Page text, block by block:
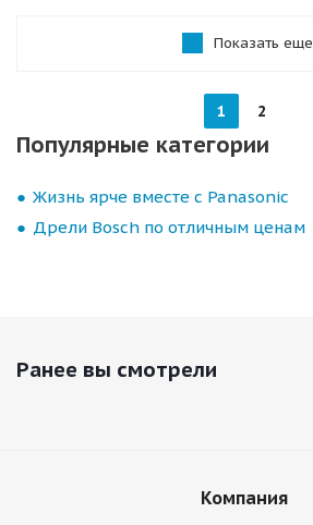
Показать еще
1 2
Популярные категории
Жизнь ярче вместе с Panasonic
Дрели Bosch по отличным ценам
Ранее вы смотрели
Компания